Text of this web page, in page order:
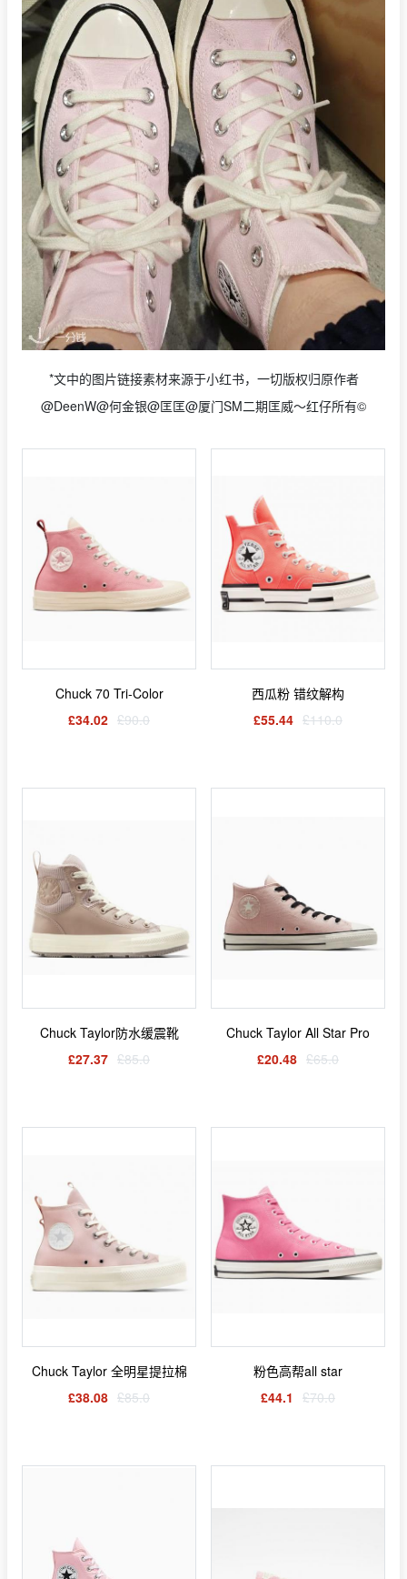
*文中的图片链接素材来源于小红书，一切版权归原作者
@DeenW@何金银@匡匡@厦门SM二期匡威～红仔所有©
Chuck 70 Tri-Color
£34.02 £90.0
西瓜粉 错纹解构
£55.44 £110.0
Chuck Taylor防水缓震靴
£27.37 £85.0
Chuck Taylor All Star Pro
£20.48 £65.0
Chuck Taylor 全明星提拉棉
£38.08 £85.0
粉色高帮all star
£44.1 £70.0